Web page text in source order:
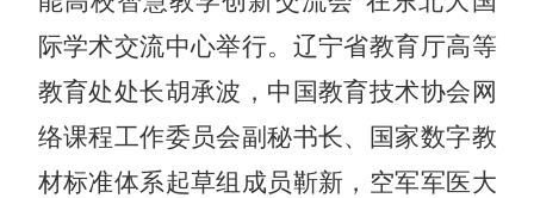
际学术交流中心举行。辽宁省教育厅高等
教育处处长胡承波，中国教育技术协会网
络课程工作委员会副秘书长、国家数字教
材标准体系起草组成员靳新，空军军医大